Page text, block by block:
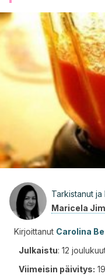
Tarkistanut
Maricela
Kirjoittanut Carolina
Julkaistu: 12
Viimeisin päivitys: